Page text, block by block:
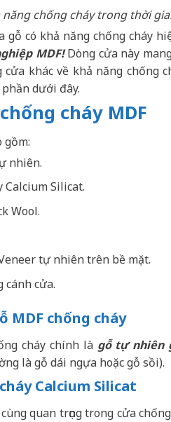
năng chống cháy trong thời
gỗ có khả năng chống cháy
MDF! Dòng cửa này
khác về khả năng chống
dưới đây.
cháy MDF
gồm:
nhiên.
Calcium Silicat.
Wool.
tự nhiên trên bề mặt.
cửa.
MDF chống cháy
cháy chính là gỗ tự nhiên
là gỗ dái ngựa hoặc gỗ sồi).
Calcium Silicat
quan trọng trong cửa